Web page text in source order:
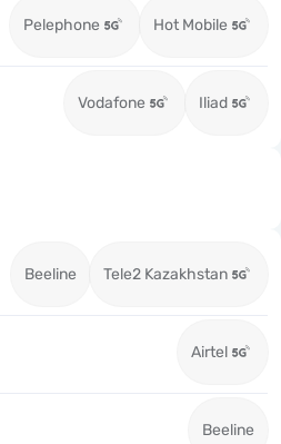
Pelephone Hot Mobile
Vodafone Iliad
Beeline Tele2 Kazakhstan
Airtel
Beeline